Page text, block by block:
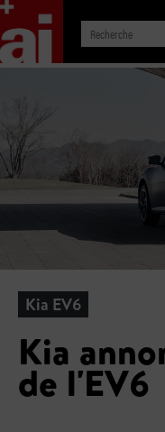
Kia EV6
Kia
de l'EV6